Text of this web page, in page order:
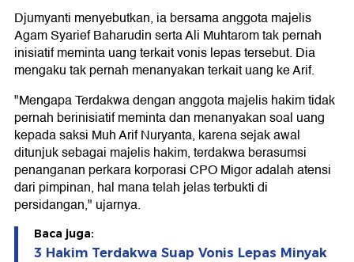
Djumyanti menyebutkan, ia bersama anggota majelis
Agam Syarief Baharudin serta Ali Muhtarom tak pernah
inisiatif meminta uang terkait vonis lepas tersebut. Dia
mengaku tak pernah menanyakan terkait uang ke Arif.
"Mengapa Terdakwa dengan anggota majelis hakim tidak
pernah berinisiatif meminta dan menanyakan soal uang
kepada saksi Muh Arif Nuryanta, karena sejak awal
ditunjuk sebagai majelis hakim, terdakwa berasumsi
penanganan perkara korporasi CPO Migor adalah atensi
dari pimpinan, hal mana telah jelas terbukti di
persidangan," ujarnya.
Baca juga:
3 Hakim Terdakwa Suap Vonis Lepas Minyak